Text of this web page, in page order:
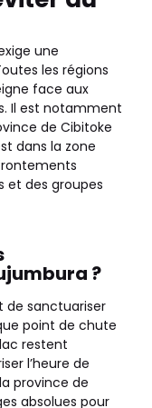
une
les régions
face aux
Il est notamment
de Cibitoke
dans la zone
et des groupes
?
de sanctuariser
point de chute
restent
l’heure de
province de
absolues pour